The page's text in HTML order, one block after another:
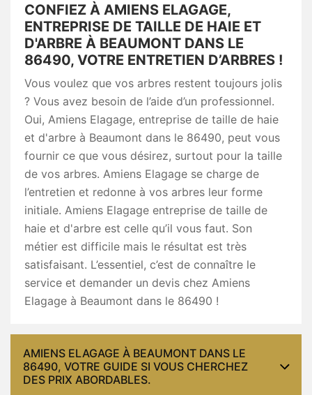
CONFIEZ À AMIENS ELAGAGE,
ENTREPRISE DE TAILLE DE HAIE ET
D'ARBRE À BEAUMONT DANS LE
86490, VOTRE ENTRETIEN D’ARBRES !
Vous voulez que vos arbres restent toujours jolis
? Vous avez besoin de l’aide d’un professionnel.
Oui, Amiens Elagage, entreprise de taille de haie
et d'arbre à Beaumont dans le 86490, peut vous
fournir ce que vous désirez, surtout pour la taille
de vos arbres. Amiens Elagage se charge de
l’entretien et redonne à vos arbres leur forme
initiale. Amiens Elagage entreprise de taille de
haie et d'arbre est celle qu’il vous faut. Son
métier est difficile mais le résultat est très
satisfaisant. L’essentiel, c’est de connaître le
service et demander un devis chez Amiens
Elagage à Beaumont dans le 86490 !
AMIENS ELAGAGE À BEAUMONT DANS LE
86490, VOTRE GUIDE SI VOUS CHERCHEZ
DES PRIX ABORDABLES.